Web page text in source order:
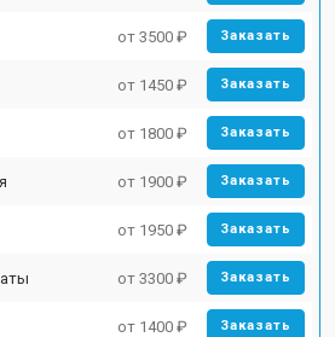
от 3500 ₽ Заказать
от 1450 ₽ Заказать
от 1800 ₽ Заказать
от 1900 ₽ Заказать
от 1950 ₽ Заказать
от 3300 ₽ Заказать
от 1400 ₽ Заказать